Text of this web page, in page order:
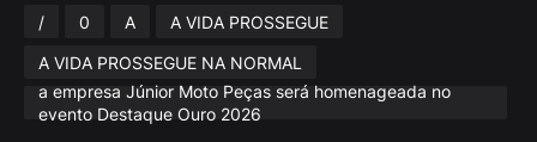
/ 0 A
A VIDA PROSSEGUE
A VIDA PROSSEGUE NA NORMAL
a empresa Júnior Moto Peças será homenageada no
evento Destaque Ouro 2026